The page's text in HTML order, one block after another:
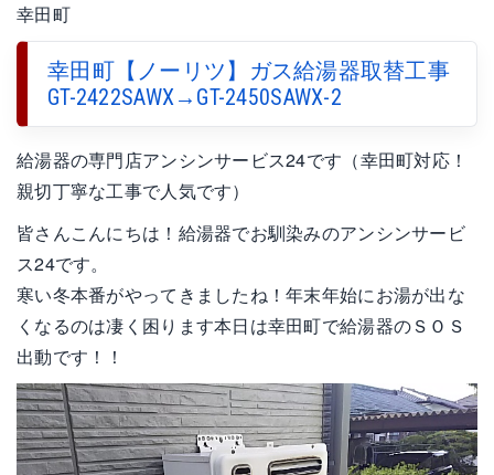
幸田町
幸田町【ノーリツ】ガス給湯器取替工事
GT-2422SAWX→GT-2450SAWX-2
給湯器の専門店アンシンサービス24です（幸田町対応！
親切丁寧な工事で人気です）
皆さんこんにちは！給湯器でお馴染みのアンシンサービ
ス24です。
寒い冬本番がやってきましたね！年末年始にお湯が出な
くなるのは凄く困ります本日は幸田町で給湯器のＳＯＳ
出動です！！